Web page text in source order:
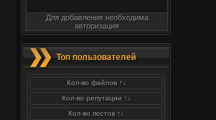
Для добавления необходима
авторизация
Топ пользователей
Кол-во файлов ↑↓
Кол-во репутации ↑↓
Кол-во постов ↑↓